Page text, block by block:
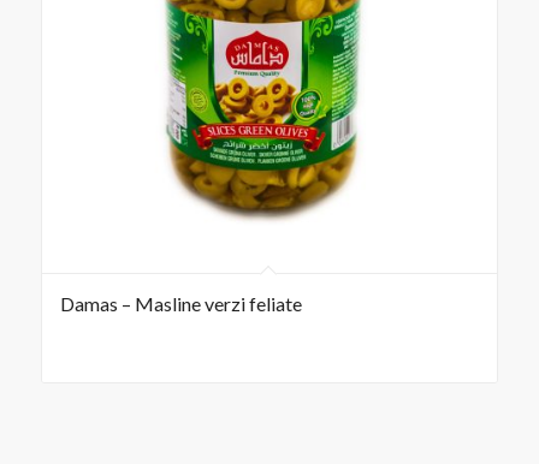
Damas – Masline verzi feliate